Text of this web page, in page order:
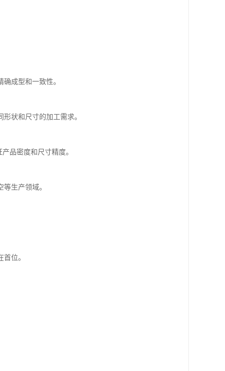
成型和一致性。
状和尺寸的加工需求。
品密度和尺寸精度。
生产领域。
位。